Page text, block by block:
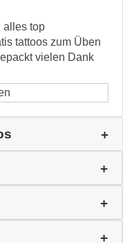
alles top
tattoos zum Üben
vielen Dank